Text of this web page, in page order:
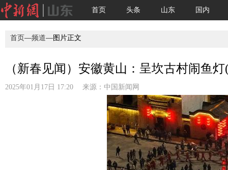
首页 头条 山东 国内
首页—频道—图片正文
（新春见闻）安徽黄山：呈坎古村闹鱼灯
2025年01月17日 17:20 来源： 中国新闻网